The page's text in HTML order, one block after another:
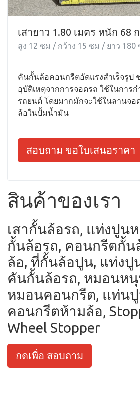
เสายาว 1.80 เมตร หนัก 68
สูง 12 ซม / กว้าง 15 ซม / ยาว 180
คันกั้นล้อคอนกรีตอัดแรงสำเร็จรูป
อุบัติเหตุจากการจอดรถ ใช้ในการ
รถยนต์ โดยมากมักจะใช้ในลานจอ
ล้อในปั้มน้ำมัน
สอบถาม ขอใบเสนอราคา
สินค้าของเรา
เสากั้นล้อรถ, แท่งปูน
กั้นล้อรถ, คอนกรีตกั้
ล้อ, ที่กั้นล้อปูน, แท่งปู
คันกั้นล้อรถ, หมอนหนุ
หมอนคอนกรีต, แท่น
คอนกรีตห้ามล้อ,
Wheel Stopper
กดเพื่อ สอบถาม